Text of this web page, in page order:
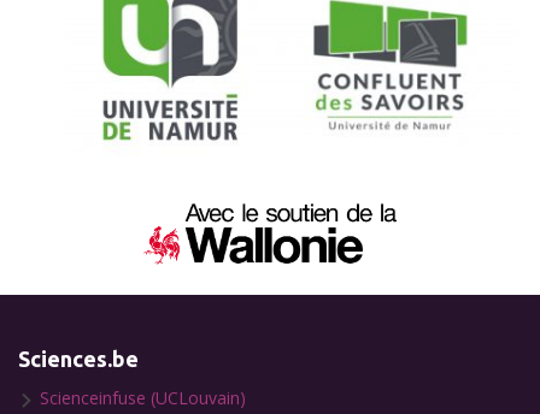
Sciences.be
Scienceinfuse (UCLouvain)